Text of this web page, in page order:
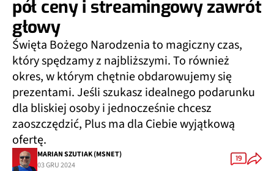
pół ceny i streamingowy zawrót
głowy
Święta Bożego Narodzenia to magiczny czas,
który spędzamy z najbliższymi. To również
okres, w którym chętnie obdarowujemy się
prezentami. Jeśli szukasz idealnego podarunku
dla bliskiej osoby i jednocześnie chcesz
zaoszczędzić, Plus ma dla Ciebie wyjątkową
ofertę.
MARIAN SZUTIAK (MSNET)
03 GRU 2024
19